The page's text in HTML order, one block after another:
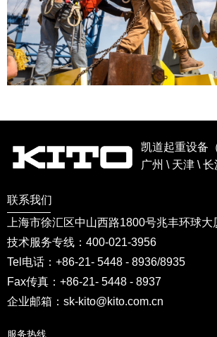
凯道起重设备
广州 \ 天津 \
联系我们
上海市徐汇区中山西路1800号兆丰环球大
技术服务专线：400-021-3956
Tel电话：+86-21- 5448 - 8936/8935
Fax传真：+86-21- 5448 - 8937
企业邮箱：sk-kito@kito.com.cn
服务热线